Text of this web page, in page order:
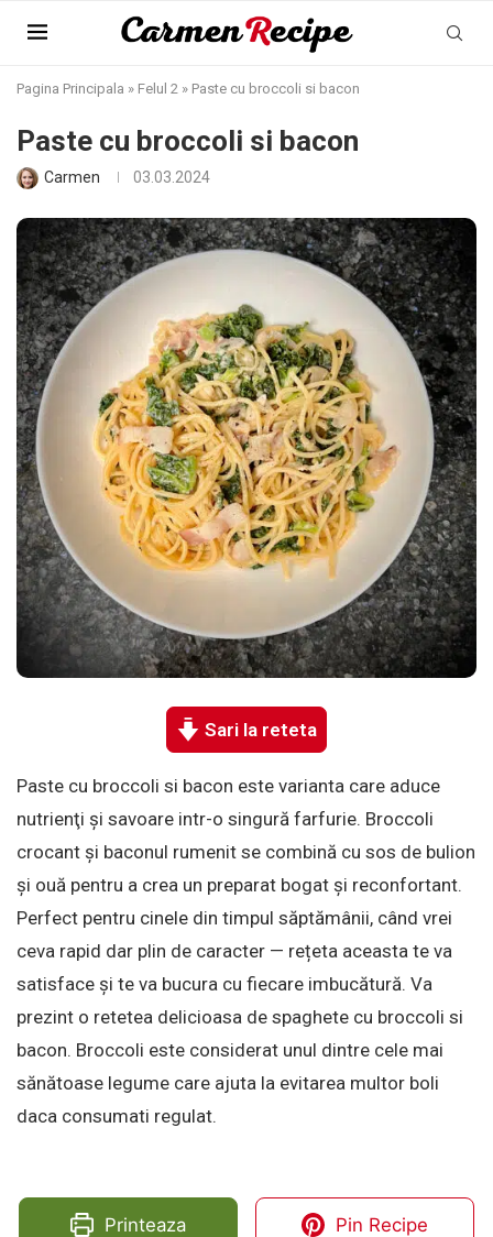
Pagina Principala » Felul 2 » Paste cu broccoli si bacon
Paste cu broccoli si bacon
Carmen 03.03.2024
Sari la reteta
Paste cu broccoli si bacon este varianta care aduce
nutrienţi și savoare intr-o singură farfurie. Broccoli
crocant și baconul rumenit se combină cu sos de bulion
și ouă pentru a crea un preparat bogat și reconfortant.
Perfect pentru cinele din timpul săptămânii, când vrei
ceva rapid dar plin de caracter — rețeta aceasta te va
satisface și te va bucura cu fiecare imbucătură. Va
prezint o retetea delicioasa de spaghete cu broccoli si
bacon. Broccoli este considerat unul dintre cele mai
sănătoase legume care ajuta la evitarea multor boli
daca consumati regulat.
Printeaza Pin Recipe